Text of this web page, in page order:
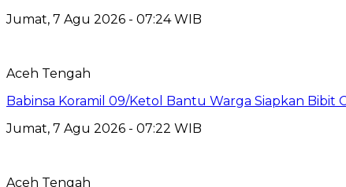
Jumat, 7 Agu 2026 - 07:24 WIB
Aceh Tengah
‎Babinsa Koramil 09/Ketol Bantu Warga Siapkan Bibit
Jumat, 7 Agu 2026 - 07:22 WIB
Aceh Tengah